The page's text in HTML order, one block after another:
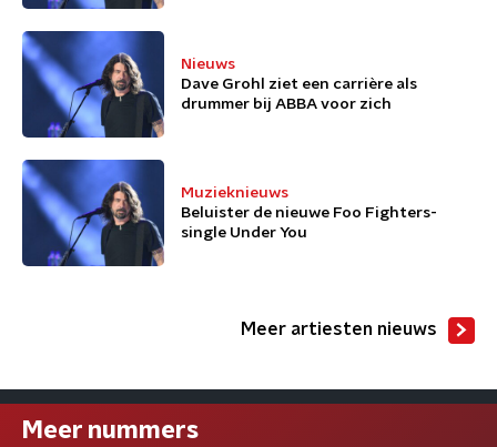
Nieuws
Dave Grohl ziet een carrière als
drummer bij ABBA voor zich
Muzieknieuws
Beluister de nieuwe Foo Fighters-
single Under You
Meer artiesten nieuws
Meer nummers